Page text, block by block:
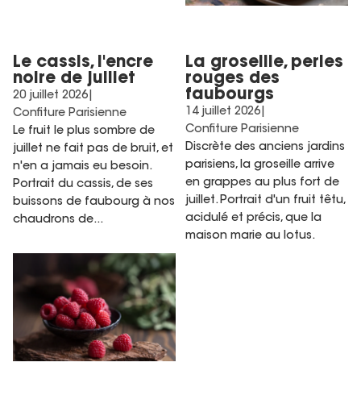
Le cassis, l'encre
noire de juillet
20 juillet 2026|
Confiture Parisienne
Le fruit le plus sombre de
juillet ne fait pas de bruit, et
n'en a jamais eu besoin.
Portrait du cassis, de ses
buissons de faubourg à nos
chaudrons de...
La groseille, perles
rouges des
faubourgs
14 juillet 2026|
Confiture Parisienne
Discrète des anciens jardins
parisiens, la groseille arrive
en grappes au plus fort de
juillet. Portrait d'un fruit têtu,
acidulé et précis, que la
maison marie au lotus.
La framboise, l'effrontée de
juillet